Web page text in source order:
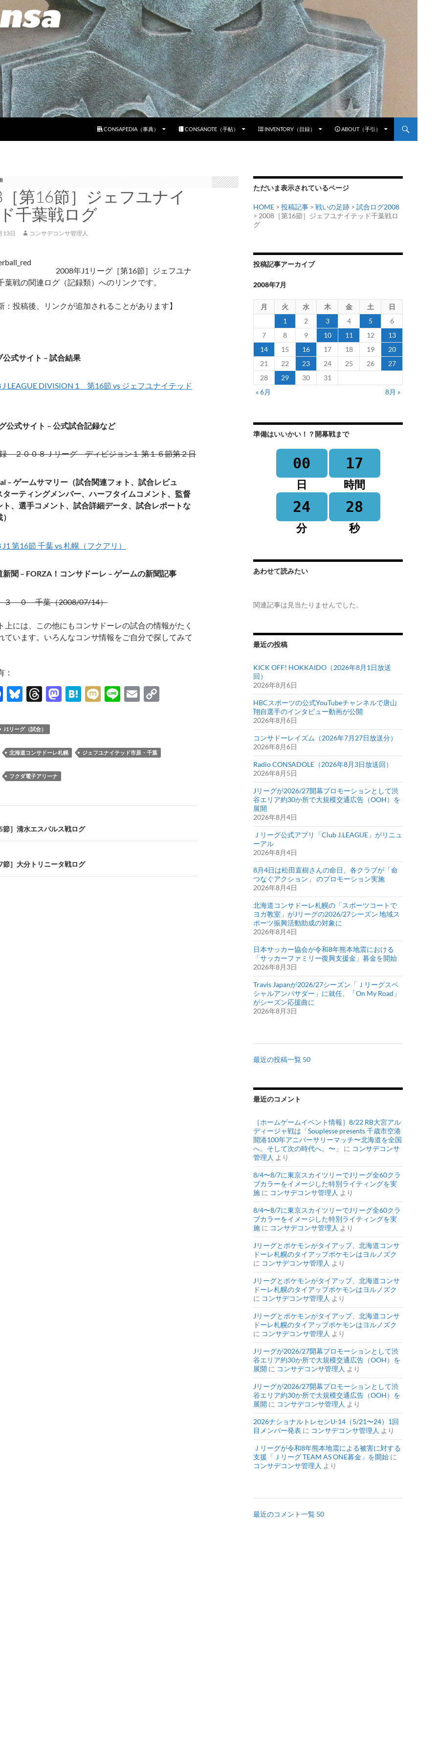
CONSAPEDIA（事典）
CONSANOTE（手帖） INVENTORY（目録） ABOUT（手引）
第16節］ジェフユナイ
千葉戦ログ
13日 コンサデコンサ管理人
2008年J1リーグ［第16節］ジェフユナ
葉戦の関連ログ（記録類）へのリンクです。
：投稿後、リンクが追加されることがあります】
公式サイト – 試合結果
J LEAGUE DIVISION 1 第16節 vs ジェフユナイテッド
公式サイト – 公式試合記録など
２００８Ｊリーグ ディビジョン１ 第１６節第２日
– ゲームサマリー（試合関連フォト、試合レビュ
ターティングメンバー、ハーフタイムコメント、監督
ト、選手コメント、試合詳細データ、試合レポートな
J1 第16節 千葉 vs 札幌（フクアリ）
新聞 – FORZA！コンサドーレ – ゲームの新聞記事
－０ 千葉（2008/07/14）
上には、この他にもコンサドーレの試合の情報がたく
ています。いろんなコンサ情報をご自分で探してみて
：
F
e
b
o
o
k
Bl
es
k
y
T
e
a
ds
M
o
H
a
M Li
E
Li
J1リーグ（試合）
北海道コンサドーレ札幌 ジェフユナイテッド市原・千葉
フクダ電子アリーナ
節］清水エスパルス戦ログ
節］大分トリニータ戦ログ
ただいま表示されているページ
HOME > 投稿記事 > 戦いの足跡 > 試合ログ2008
> 2008［第16節］ジェフユナイテッド千葉戦ロ
グ
投稿記事アーカイブ
2008年7月
月 火 水 木 金 土
日
1
2 3 4 5
6
7
8 9 10 11 12
13
14
15 16 17 18 19
20
21
22 23 24 25 26
27
28
29 30
31
« 6月
8月 »
準備はいいかい！？開幕戦まで
00
日
17
時間
24
分
28
秒
あわせて読みたい
関連記事は見当たりませんでした。
最近の投稿
KICK OFF! HOKKAIDO（2026年8月1日放送
回）
2026年8月6日
HBCスポーツの公式YouTubeチャンネルで唐山
翔自選手のインタビュー動画が公開
2026年8月6日
コンサドーレイズム（2026年7月27日放送分）
2026年8月6日
Radio CONSADOLE（2026年8月3日放送回）
2026年8月5日
Jリーグが2026/27開幕プロモーションとして渋
谷エリア約30か所で大規模交通広告（OOH）を
展開
2026年8月4日
Ｊリーグ公式アプリ「Club J.LEAGUE」がリニュ
ーアル
2026年8月4日
8月4日は松田直樹さんの命日、各クラブが「命
つなぐアクション」 のプロモーション実施
2026年8月4日
北海道コンサドーレ札幌の「スポーツコートで
ヨガ教室」がJリーグの2026/27シーズン 地域ス
ポーツ振興活動助成の対象に
2026年8月4日
日本サッカー協会が令和8年熊本地震における
「サッカーファミリー復興支援金」募金を開始
2026年8月3日
Travis Japanが2026/27シーズン「Ｊリーグスペ
シャルアンバサダー」に就任、「On My Road」
がシーズン応援曲に
2026年8月3日
最近の投稿一覧 50
最近のコメント
［ホームゲームイベント情報］8/22 RB大宮アル
ディージャ戦は「Souplesse presents 千歳市空港
開港100年アニバーサリーマッチ〜北海道を全国
へ。そして次の時代へ。〜」
に コンサデコンサ
管理人 より
8/4〜8/7に東京スカイツリーでJリーグ全60クラ
ブカラーをイメージした特別ライティングを実
施 に コンサデコンサ管理人 より
8/4〜8/7に東京スカイツリーでJリーグ全60クラ
ブカラーをイメージした特別ライティングを実
施 に コンサデコンサ管理人 より
Jリーグとポケモンがタイアップ、北海道コンサ
ドーレ札幌のタイアップポケモンはヨルノズク
に コンサデコンサ管理人 より
Jリーグとポケモンがタイアップ、北海道コンサ
ドーレ札幌のタイアップポケモンはヨルノズク
に コンサデコンサ管理人 より
Jリーグとポケモンがタイアップ、北海道コンサ
ドーレ札幌のタイアップポケモンはヨルノズク
に コンサデコンサ管理人 より
Jリーグが2026/27開幕プロモーションとして渋
谷エリア約30か所で大規模交通広告（OOH）を
展開 に コンサデコンサ管理人 より
Jリーグが2026/27開幕プロモーションとして渋
谷エリア約30か所で大規模交通広告（OOH）を
展開 に コンサデコンサ管理人 より
2026ナショナルトレセンU-14（5/21〜24）1回
目メンバー発表 に コンサデコンサ管理人 より
Ｊリーグが令和8年熊本地震による被害に対する
支援「Ｊリーグ TEAM AS ONE募金」を開始 に
コンサデコンサ管理人 より
最近のコメント一覧 50